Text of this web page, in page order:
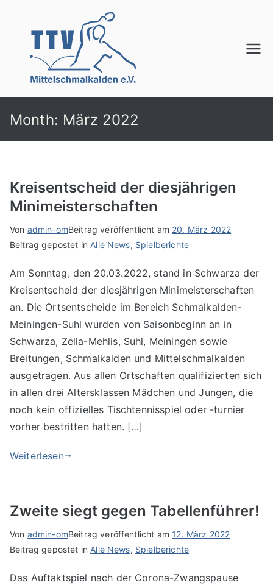
Month: März 2022
Kreisentscheid der diesjährigen
Minimeisterschaften
Von admin-omBeitrag veröffentlicht am 20. März 2022
Beitrag gepostet in Alle News, Spielberichte
Am Sonntag, den 20.03.2022, stand in Schwarza der
Kreisentscheid der diesjährigen Minimeisterschaften
an. Die Ortsentscheide im Bereich Schmalkalden-
Meiningen-Suhl wurden von Saisonbeginn an in
Schwarza, Zella-Mehlis, Suhl, Meiningen sowie
Breitungen, Schmalkalden und Mittelschmalkalden
ausgetragen. Aus allen Ortschaften qualifizierten sich
in allen drei Altersklassen Mädchen und Jungen, die
noch kein offizielles Tischtennisspiel oder -turnier
vorher bestritten hatten. […]
Weiterlesen
Zweite siegt gegen Tabellenführer!
Von admin-omBeitrag veröffentlicht am 12. März 2022
Beitrag gepostet in Alle News, Spielberichte
Das Auftaktspiel nach der Corona-Zwangspause